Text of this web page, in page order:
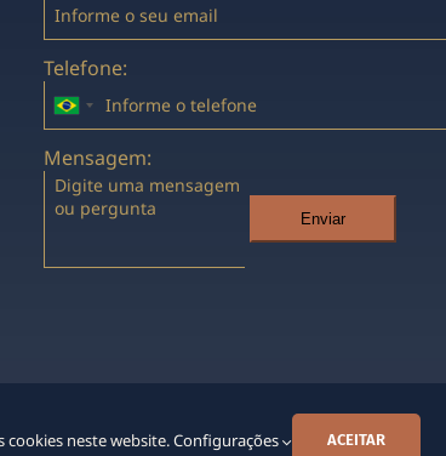
Telefone:
Mensagem:
Enviar
cookies neste website.Configurações ACEITAR